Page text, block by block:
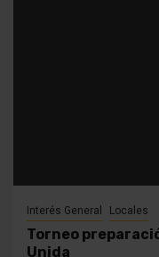
Interés General Locales
Torneo
Unida